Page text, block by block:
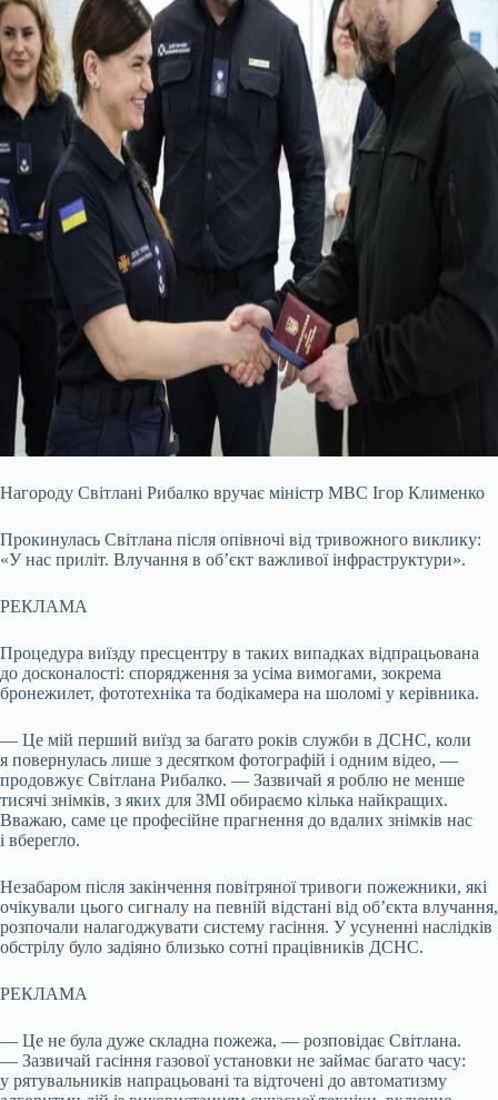
Нагороду Світлані Рибалко вручає міністр МВС Ігор Клименко
Прокинулась Світлана після опівночі від тривожного виклику:
«У нас приліт. Влучання в об’єкт важливої інфраструктури».
РЕКЛАМА
Процедура виїзду пресцентру в таких випадках відпрацьована
до досконалості: спорядження за усіма вимогами, зокрема
бронежилет, фототехніка та бодікамера на шоломі у керівника.
— Це мій перший виїзд за багато років служби в ДСНС, коли
я повернулась лише з десятком фотографій і одним відео, —
продовжує Світлана Рибалко. — Зазвичай я роблю не менше
тисячі знімків, з яких для ЗМІ обираємо кілька найкращих.
Вважаю, саме це професійне прагнення до вдалих знімків нас
і вберегло.
Незабаром після закінчення повітряної тривоги пожежники, які
очікували цього сигналу на певній відстані від об’єкта влучання,
розпочали налагоджувати систему гасіння. У усуненні наслідків
обстрілу було задіяно близько сотні працівників ДСНС.
РЕКЛАМА
— Це не була дуже складна пожежа, — розповідає Світлана.
— Зазвичай гасіння газової установки не займає багато часу:
у рятувальників напрацьовані та відточені до автоматизму